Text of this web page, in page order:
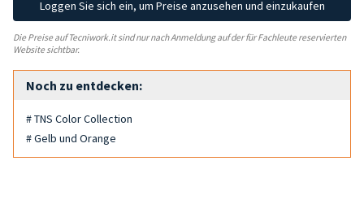
Loggen Sie sich ein, um Preise anzusehen und einzukaufen
Die Preise auf Tecniwork.it sind nur nach Anmeldung auf der für Fachleute reservierten
Website sichtbar.
Noch zu entdecken:
# TNS Color Collection
# Gelb und Orange